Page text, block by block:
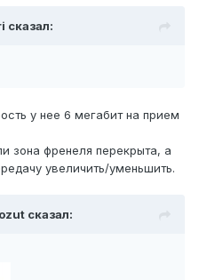
сказал:
у нее 6 мегабит на прием
зона френеля перекрыта, а
увеличить/уменьшить.
сказал: